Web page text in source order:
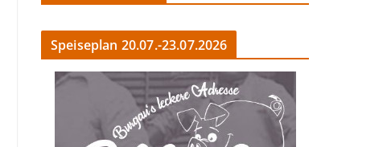
Speiseplan 20.07.-23.07.2026